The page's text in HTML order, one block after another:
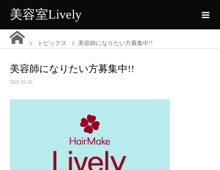
美容室Lively
トピックス 美容師になりたい方募集中!!
美容師になりたい方募集中!!
2021.03.26